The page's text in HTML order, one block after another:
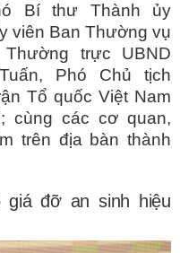
Bí thư Thành ủy
viên Ban Thường vụ
trực UBND
Phó Chủ tịch
Tổ quốc Việt Nam
cùng các cơ quan,
trên địa bàn thành
giá đỡ an sinh hiệu